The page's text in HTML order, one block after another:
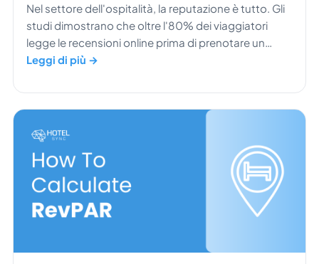
Nel settore dell'ospitalità, la reputazione è tutto. Gli
studi dimostrano che oltre l'80% dei viaggiatori
legge le recensioni online prima di prenotare un
hotel. Questo significa che la storia del tuo brand e
direttamente i tuoi ricavi. Comprendere il potere
delle pubbliche relazioni negli hotel non è più
opzionale. È ciò che distingue le strutture che gli
ospiti ricordano da quelle che scorrono via […]
Leggi di più →